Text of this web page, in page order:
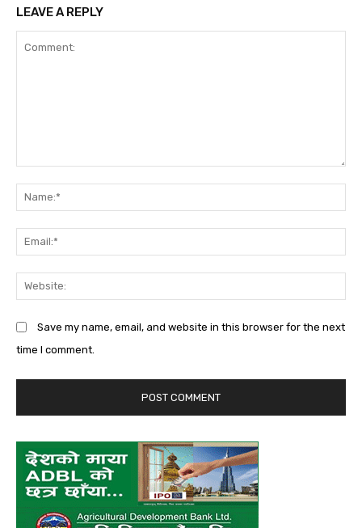
LEAVE A REPLY
Save my name, email, and website in this browser for the next
time I comment.